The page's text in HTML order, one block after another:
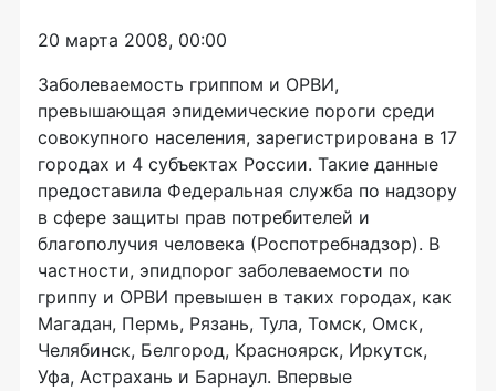
20 марта 2008, 00:00
Заболеваемость гриппом и ОРВИ,
превышающая эпидемические пороги среди
совокупного населения, зарегистрирована в 17
городах и 4 субъектах России. Такие данные
предоставила Федеральная служба по надзору
в сфере защиты прав потребителей и
благополучия человека (Роспотребнадзор). В
частности, эпидпорог заболеваемости по
гриппу и ОРВИ превышен в таких городах, как
Магадан, Пермь, Рязань, Тула, Томск, Омск,
Челябинск, Белгород, Красноярск, Иркутск,
Уфа, Астрахань и Барнаул. Впервые